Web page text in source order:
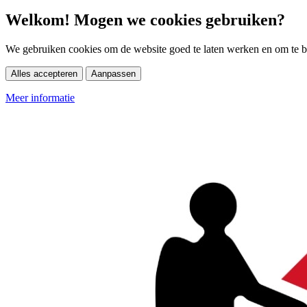
Welkom! Mogen we cookies gebruiken?
We gebruiken cookies om de website goed te laten werken en om
Alles accepteren Aanpassen
Meer informatie